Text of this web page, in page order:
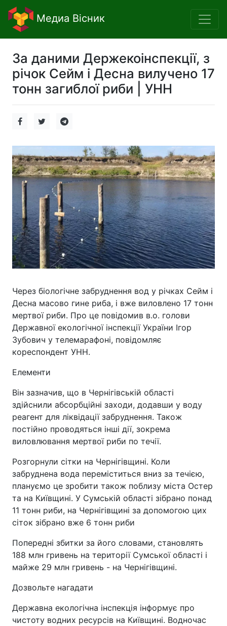
Медиа Вісник
За даними Держекоінспекції, з
річок Сейм і Десна вилучено 17
тонн загиблої риби | УНН
Через біологічне забруднення вод у річках Сейм і
Десна масово гине риба, і вже виловлено 17 тонн
мертвої риби. Про це повідомив в.о. голови
Державної екологічної інспекції України Ігор
Зубович у телемарафоні, повідомляє
кореспондент УНН.
Елементи
Він зазначив, що в Чернігівській області
здійснили абсорбційні заходи, додавши у воду
реагент для ліквідації забруднення. Також
постійно проводяться інші дії, зокрема
виловлювання мертвої риби по течії.
Розгорнули сітки на Чернігівщині. Коли
забруднена вода переміститься вниз за течією,
плануємо це зробити також поблизу міста Остер
та на Київщині. У Сумській області зібрано понад
11 тонн риби, на Чернігівщині за допомогою цих
сіток зібрано вже 6 тонн риби
Попередні збитки за його словами, становлять
188 млн гривень на території Сумської області і
майже 29 млн гривень - на Чернігівщині.
Дозвольте нагадати
Державна екологічна інспекція інформує про
чистоту водних ресурсів на Київщині. Водночас